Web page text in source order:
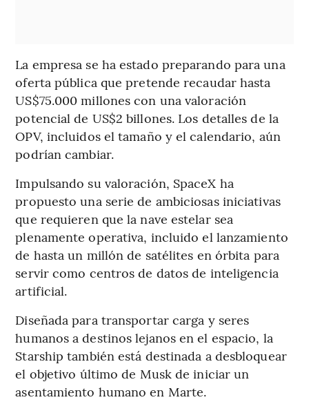
La empresa se ha estado preparando para una
oferta pública que pretende recaudar hasta
US$75.000 millones con una valoración
potencial de US$2 billones. Los detalles de la
OPV, incluidos el tamaño y el calendario, aún
podrían cambiar.
Impulsando su valoración, SpaceX ha
propuesto una serie de ambiciosas iniciativas
que requieren que la nave estelar sea
plenamente operativa, incluido el lanzamiento
de hasta un millón de satélites en órbita para
servir como centros de datos de inteligencia
artificial.
Diseñada para transportar carga y seres
humanos a destinos lejanos en el espacio, la
Starship también está destinada a desbloquear
el objetivo último de Musk de iniciar un
asentamiento humano en Marte.